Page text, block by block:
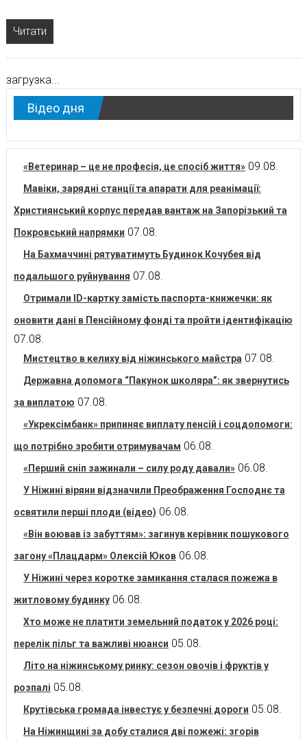
Читати
загрузка...
Відео дня
«Ветеринар – це не професія, це спосіб життя» 09.08.
Мавіки, зарядні станції та апарати для реанімації:
Християнський корпус передав вантаж на Запорізький та
Покровський напрямки 07.08.
На Бахмаччині рятуватимуть Будинок Кочубея від
подальшого руйнування 07.08.
Отримали ID-картку замість паспорта-книжечки: як
оновити дані в Пенсійному фонді та пройти ідентифікацію
07.08.
Мистецтво в келиху від ніжинського майстра 07.08.
Державна допомога “Пакунок школяра”: як звернутись
за виплатою 07.08.
«Укрексімбанк» припиняє виплату пенсій і соцдопомоги:
що потрібно зробити отримувачам 06.08.
«Перший сніп зажинали – силу роду давали» 06.08.
У Ніжині віряни відзначили Преображення Господнє та
освятили перші плоди (відео) 06.08.
«Він воював із забуттям»: загинув керівник пошукового
загону «Плацдарм» Олексій Юков 06.08.
У Ніжині через коротке замикання сталася пожежа в
житловому будинку 06.08.
Хто може не платити земельний податок у 2026 році:
перелік пільг та важливі нюанси 05.08.
Літо на ніжинському ринку: сезон овочів і фруктів у
розпалі 05.08.
Крутівська громада інвестує у безпечні дороги 05.08.
На Ніжинщині за добу сталися дві пожежі: згорів